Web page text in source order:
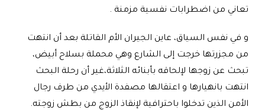
تعاني من اضطرابات نفسية مزمنة .
و في نفس السياق، عاين الجيران الأم القاتلة بعد أن انتهت
من مجزرتها خرجت إلى الشارع وهي محملة بسلاح أبيض،
تبحث عن زوجها لإلحاقه بأبنائه الثلاثة،غير أن رحلة البحث
انتهت بانهيارها و اعتقالها مصفدة الأيدي من طرف رجال
الأمن الذين تدخلوا باحترافية لإنقاذ الزوج من بطش زوجته.